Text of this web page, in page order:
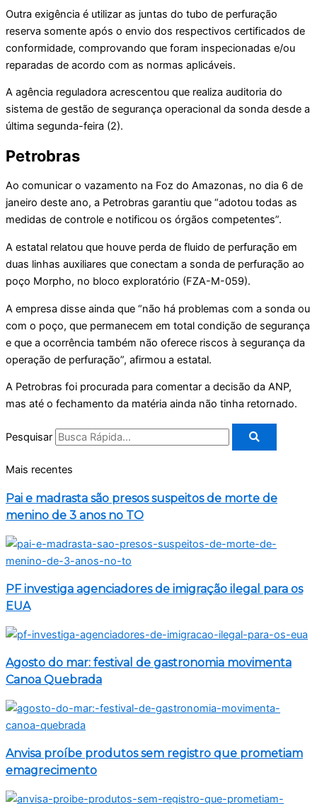
Outra exigência é utilizar as juntas do tubo de perfuração
reserva somente após o envio dos respectivos certificados de
conformidade, comprovando que foram inspecionadas e/ou
reparadas de acordo com as normas aplicáveis.
A agência reguladora acrescentou que realiza auditoria do
sistema de gestão de segurança operacional da sonda desde a
última segunda-feira (2).
Petrobras
Ao comunicar o vazamento na Foz do Amazonas, no dia 6 de
janeiro deste ano, a Petrobras garantiu que “adotou todas as
medidas de controle e notificou os órgãos competentes”.
A estatal relatou que houve perda de fluido de perfuração em
duas linhas auxiliares que conectam a sonda de perfuração ao
poço Morpho, no bloco exploratório (FZA-M-059).
A empresa disse ainda que “não há problemas com a sonda ou
com o poço, que permanecem em total condição de segurança
e que a ocorrência também não oferece riscos à segurança da
operação de perfuração”, afirmou a estatal.
A Petrobras foi procurada para comentar a decisão da ANP,
mas até o fechamento da matéria ainda não tinha retornado.
Pesquisar
Mais recentes
Pai e madrasta são presos suspeitos de morte de
menino de 3 anos no TO
PF investiga agenciadores de imigração ilegal para os
EUA
Agosto do mar: festival de gastronomia movimenta
Canoa Quebrada
Anvisa proíbe produtos sem registro que prometiam
emagrecimento